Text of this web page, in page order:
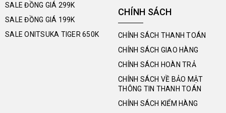
SALE ĐỒNG GIÁ 299K
SALE ĐỒNG GIÁ 199K
SALE ONITSUKA TIGER 650K
CHÍNH SÁCH
CHÍNH SÁCH THANH TOÁN
CHÍNH SÁCH GIAO HÀNG
CHÍNH SÁCH HOÀN TRẢ
CHÍNH SÁCH VỀ BẢO MẬT
THÔNG TIN THANH TOÁN
CHÍNH SÁCH KIỂM HÀNG